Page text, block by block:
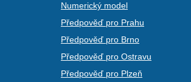
Numerický model
Předpověď pro Prahu
Předpověď pro Brno
Předpověď pro Ostravu
Předpověď pro Plzeň